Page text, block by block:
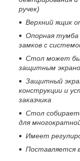
ручек)
Верхний ящик
Опорная тумба
замков с
Стол может
защитным
Защитный
конструкции и
заказчика
Стол
для
Имеет
Поставляется